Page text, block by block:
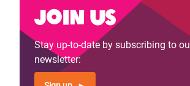
Join us
Stay up-to-date by subscribing to
newsletter: